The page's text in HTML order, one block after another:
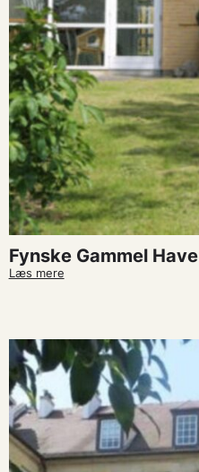
Fynske Gammel Have
Læs mere